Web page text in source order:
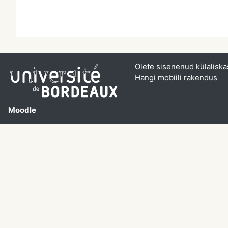
Moodle
Olete sisenenud
Hangi mobiili rakendus